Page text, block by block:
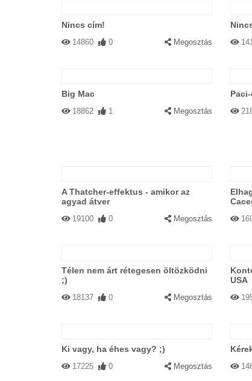
Nincs cím!
14860 0 Megosztás
Big Mac
18862 1 Megosztás
A Thatcher-effektus - amikor az
agyad átver
19100 0 Megosztás
Télen nem árt rétegesen öltözködni
;)
18137 0 Megosztás
USA
Ki vagy, ha éhes vagy? ;)
17225 0 Megosztás